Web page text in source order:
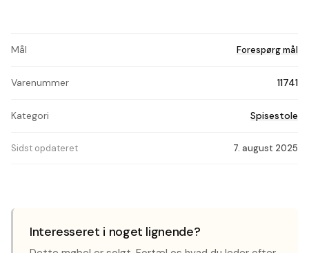
Mål Forespørg mål
Varenummer 11741
Kategori Spisestole
Sidst opdateret 7. august 2025
Interesseret i noget lignende?